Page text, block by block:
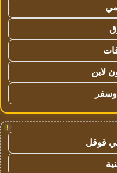
لاين
!
قوقل